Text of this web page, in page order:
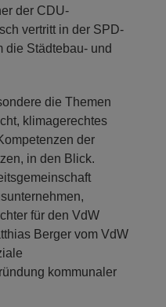
der CDU-
vertritt in der SPD-
die Städtebau- und
die Themen
klimagerechtes
der
in den Blick.
für den VdW
Berger vom VdW
kommunaler